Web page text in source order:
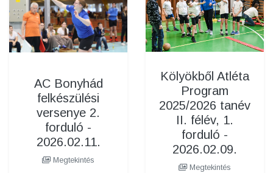
AC Bonyhád
felkészülési
versenye 2.
forduló -
2026.02.11.
Megtekintés
Kölyökből Atléta
Program
2025/2026 tanév
II. félév, 1.
forduló -
2026.02.09.
Megtekintés